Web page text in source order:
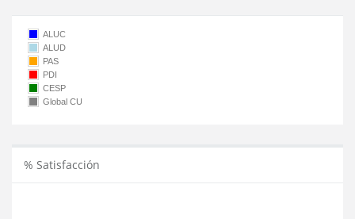
ALUC
ALUD
PAS
PDI
CESP
Global CU
% Satisfacción